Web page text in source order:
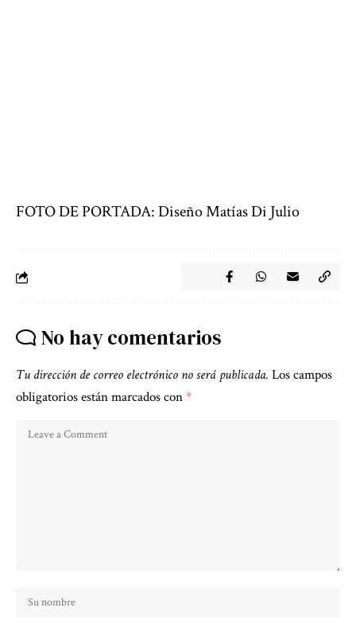
FOTO DE PORTADA: Diseño Matías Di Julio
No hay comentarios
Tu dirección de correo electrónico no será publicada. Los campos
obligatorios están marcados con*